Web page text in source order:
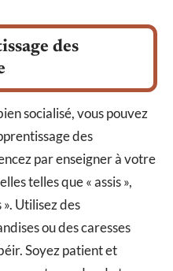
des
socialisé, vous pouvez
des
par enseigner à votre
telles que « assis »,
». Utilisez des
ou des caresses
Soyez patient et